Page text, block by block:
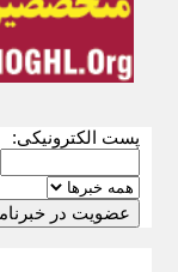
پست الکترونیکی: